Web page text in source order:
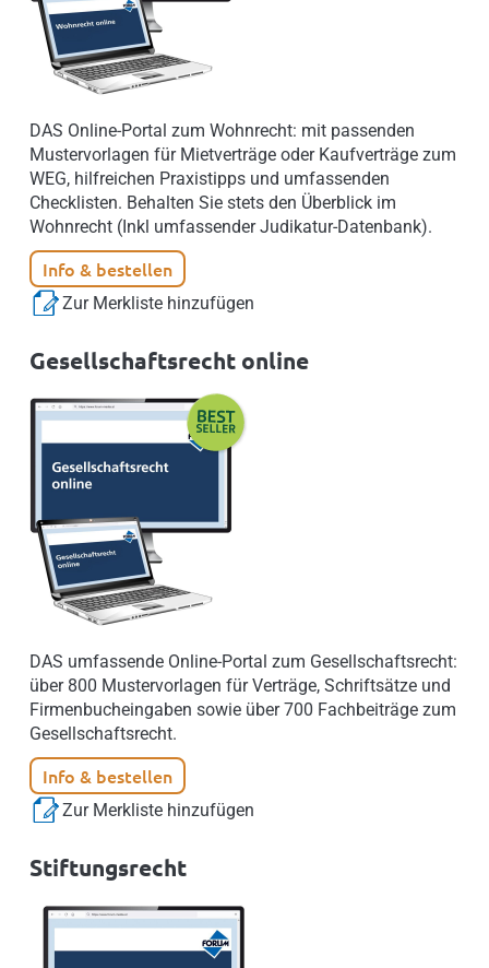
DAS Online-Portal zum Wohnrecht: mit passenden
Mustervorlagen für Mietverträge oder Kaufverträge zum
WEG, hilfreichen Praxistipps und umfassenden
Checklisten. Behalten Sie stets den Überblick im
Wohnrecht (Inkl umfassender Judikatur-Datenbank).
Info & bestellen
Zur Merkliste hinzufügen
Gesellschaftsrecht online
DAS umfassende Online-Portal zum Gesellschaftsrecht:
über 800 Mustervorlagen für Verträge, Schriftsätze und
Firmenbucheingaben sowie über 700 Fachbeiträge zum
Gesellschaftsrecht.
Info & bestellen
Zur Merkliste hinzufügen
Stiftungsrecht